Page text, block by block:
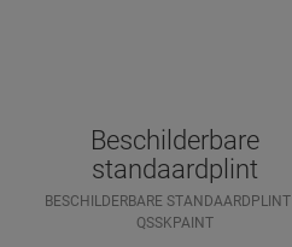
Beschilderbare
standaardplint
BESCHILDERBARE STANDAARDPLINT
QSSKPAINT